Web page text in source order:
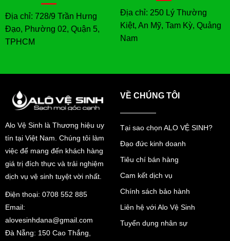
Địa chỉ: 728/9 Trần Hưng
Đạo, Phường 02, Quận 5,
TPHCM
Địa chỉ: 250 Lý Thường
Kiệt, An Mỹ, Tam Kỳ, Quảng
Nam
Alo Vệ Sinh là Thương hiệu uy
tín tại Việt Nam. Chúng tôi làm
việc để mang đến khách hàng
giá trị đích thực và trải nghiệm
dịch vụ vệ sinh tuyệt vời nhất.
Điện thoại: 0708 552 885
Email:
alovesinhdana@gmail.com
Đà Nẵng: 150 Cao Thắng,
VỀ CHÚNG TÔI
Tại sao chọn ALO VỆ SINH?
Đạo đức kinh doanh
Tiêu chí bán hàng
Cam kết dịch vụ
Chính sách bảo hành
Liên hệ với Alo Vệ Sinh
Tuyển dụng nhân sự